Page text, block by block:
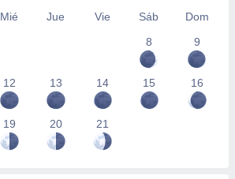
Mié Jue Vie Sáb
Dom
8
9
12 13 14 15 16
19 20 21